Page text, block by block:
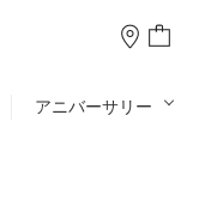
アニバーサリー